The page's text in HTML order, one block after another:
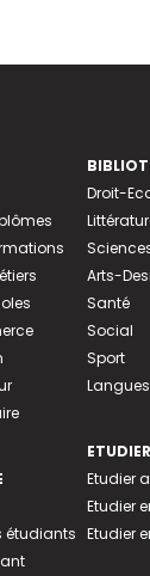
étudiants
Droit-
Arts-
Santé
Social
Sport
Langues
Etudier
Etudier
Etudier